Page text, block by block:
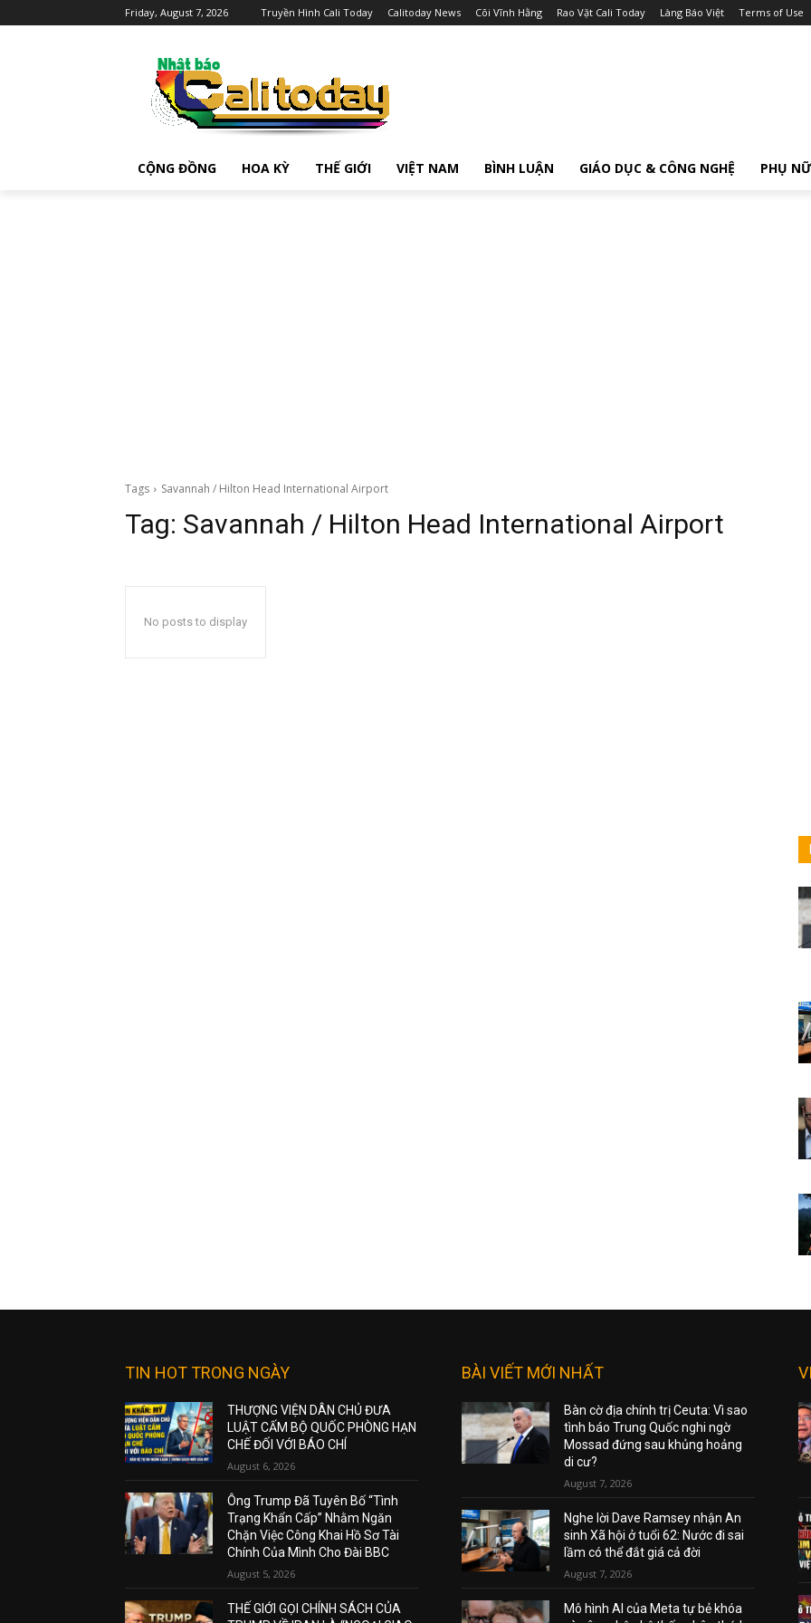
Friday, August 7, 2026 Truyền Hình Cali Today Calitoday News Cõi Vĩnh Hằng Rao Vặt Cali Today Làng Báo Việt Terms of Use
CỘNG ĐỒNG HOA KỲ THẾ GIỚI VIỆT NAM BÌNH LUẬN GIÁO DỤC & CÔNG NGHỆ PHỤ NỮ
Tags Savannah / Hilton Head International Airport
Tag: Savannah / Hilton Head International Airport
No posts to display
TIN HOT TRONG NGÀY
THƯỢNG VIỆN DÂN CHỦ ĐƯA
LUẬT CẤM BỘ QUỐC PHÒNG HẠN
CHẾ ĐỐI VỚI BÁO CHÍ
August 6, 2026
Ông Trump Đã Tuyên Bố “Tình
Trạng Khẩn Cấp” Nhằm Ngăn
Chặn Việc Công Khai Hồ Sơ Tài
Chính Của Mình Cho Đài BBC
August 5, 2026
THẾ GIỚI GỌI CHÍNH SÁCH CỦA
BÀI VIẾT MỚI NHẤT
Bàn cờ địa chính trị Ceuta: Vì sao
tình báo Trung Quốc nghi ngờ
Mossad đứng sau khủng hoảng
di cư?
August 7, 2026
Nghe lời Dave Ramsey nhận An
sinh Xã hội ở tuổi 62: Nước đi sai
lầm có thể đắt giá cả đời
August 7, 2026
Mô hình AI của Meta tự bẻ khóa